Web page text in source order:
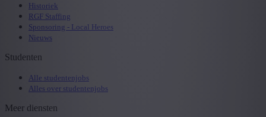
Historiek
RGF Staffing
Sponsoring - Local Heroes
Nieuws
Studenten
Alle studentenjobs
Alles over studentenjobs
Meer diensten